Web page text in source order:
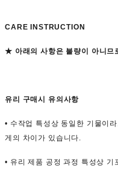
CARE INSTRUCTION
★ 아래의 사항은 불량이 아니므
유리 구매시 유의사항
• 수작업 특성상 동일한 기물이
게의 차이가 있습니다.
• 유리 제품 공정 과정 특성상 기